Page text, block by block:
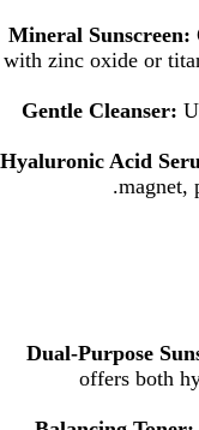
Mineral Sunscreen:
with zinc oxide or
Gentle Cleanser:
Hyaluronic Acid
magnet,
Dual-Purpose
offers both